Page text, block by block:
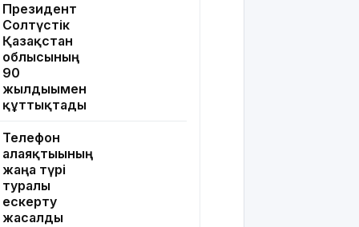
Президент
Солтүстік
Қазақстан
облысының
90
жылдығымен
құттықтады
Телефон
алаяқтығының
жаңа түрі
туралы
ескерту
жасалды